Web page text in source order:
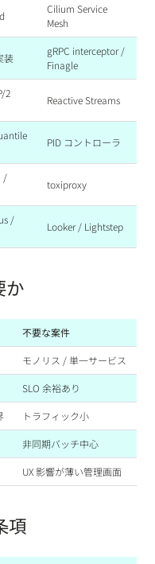
Cilium Service
Mesh
装
gRPC interceptor /
Finagle
2
Reactive Streams
PID コントローラ
/
toxiproxy
/
Looker / Lightstep
か
不要な案件
モノリス / 単一サービス
SLO 余裕あり
トラフィック小
非同期バッチ中心
UX 影響が薄い管理画面
項